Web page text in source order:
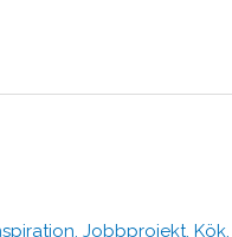
Jobbprojekt Kök